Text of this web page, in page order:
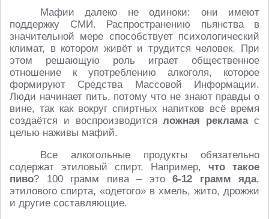
Мафии далеко не одиноки: они имеют
поддержку СМИ. Распространению пьянства в
значительной мере способствует психологический
климат, в котором живёт и трудится человек. При
этом решающую роль играет общественное
отношение к употреблению алкоголя, которое
формируют Средства Массовой Информации.
Люди начинает пить, потому что не знают правды о
вине, так как вокруг спиртных напитков всё время
создаётся и воспроизводитсяложная рекламас
целью наживы мафий.
Все алкогольные продукты обязательно
содержат этиловый спирт. Например, что такое
пиво? 100 грамм пива – это 6-12 грамм яда,
этилового спирта, «одетого» в хмель, жито, дрожжи
и другие составляющие.